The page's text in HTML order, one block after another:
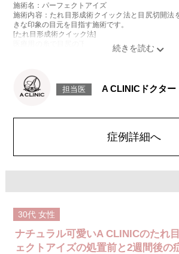
施術名：パーフェクトアイズ
施術内容：たれ目形成術クイック法と目尻切開法
きな印象の目元を目指す施術です。
[たれ目形成術クイック法]
医療用の糸で目尻の下側を軽く引き下げることで
なり、目の横幅を大きく見せる施術です。
施術時間：約30分程
後一時的に生じることがございます。また、稀に
戻り、目尻のラインに段差が生じる、睫毛が切れ
どが生じることがございます。
オプション：笑気麻酔 3,300円(税込)
担当医 A CLINICドクター
症例詳細へ
30代 女性
ナチュラル可愛いA CLINICのたれ
ェクトアイズの処置前と2週間後の